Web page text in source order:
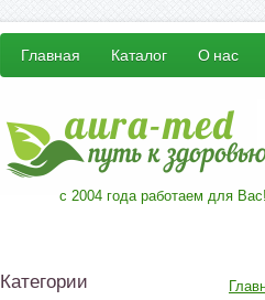
Главная Каталог О нас
с 2004 года работаем для Вас!
Категории